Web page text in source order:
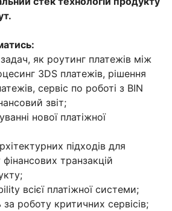
як роутинг платежів між
3DS платежів, рішення
сервіс по роботі з BIN
звіт;
нової платіжної
підходів для
транзакцій
всієї платіжної системи;
за роботу критичних сервісів;